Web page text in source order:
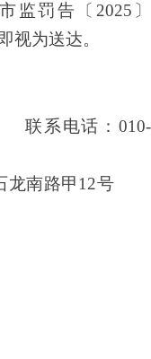
市监罚告 〔 2025 〕
视为送达。
联系电话：010-
龙南路甲12号